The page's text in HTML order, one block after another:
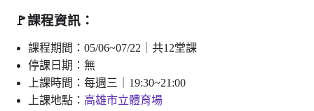
🚩課程資訊：
課程期間： 05/06~07/22 ｜共12堂課
停課日期：無
上課時間：每週三｜19:30~21:00
上課地點： 高雄市立體育場